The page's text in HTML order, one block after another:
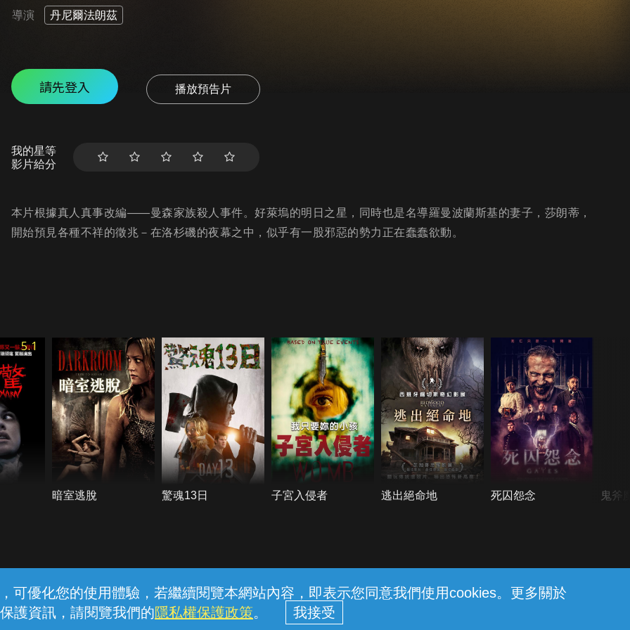
可優化您的使用體驗，若繼續閱覽本網站內容，即表示您同意我們使用cookies。更多關於
護資訊，請閱覽我們的隱私權保護政策。
導演 丹尼爾法朗茲
請先登入 播放預告片
我的星等
影片給分
本片根據真人真事改編——曼森家族殺人事件。好萊塢的明日之星，同時也是名導羅曼波蘭斯基的妻子，莎朗蒂，
開始預見各種不祥的徵兆－在洛杉磯的夜幕之中，似乎有一股邪惡的勢力正在蠢蠢欲動。
5.1
暗室逃脫 驚魂13日 子宮入侵者 逃出絕命地 死囚怨念 鬼斧
線上客服 服務條款 隱私權保護
中華電信股份有限公司個人家庭分公司 (統一編號：96979949) © 2026